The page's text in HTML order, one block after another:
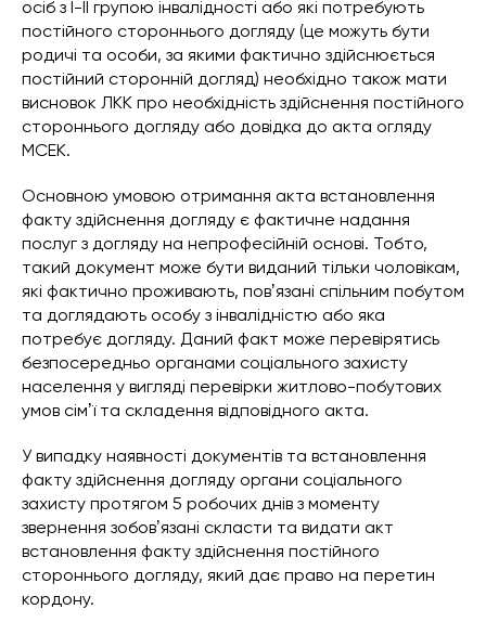
осіб з І-ІІ групою інвалідності або які потребують
постійного стороннього догляду (це можуть бути
родичі та особи, за якими фактично здійснюється
постійний сторонній догляд) необхідно також мати
висновок ЛКК про необхідність здійснення постійного
стороннього догляду або довідка до акта огляду
МСЕК.
Основною умовою отримання акта встановлення
факту здійснення догляду є фактичне надання
послуг з догляду на непрофесійній основі. Тобто,
такий документ може бути виданий тільки чоловікам,
які фактично проживають, повʼязані спільним побутом
та доглядають особу з інвалідністю або яка
потребує догляду. Даний факт може перевірятись
безпосередньо органами соціального захисту
населення у вигляді перевірки житлово-побутових
умов сімʼї та складення відповідного акта.
У випадку наявності документів та встановлення
факту здійснення догляду органи соціального
захисту протягом 5 робочих днів з моменту
звернення зобовʼязані скласти та видати акт
встановлення факту здійснення постійного
стороннього догляду, який дає право на перетин
кордону.